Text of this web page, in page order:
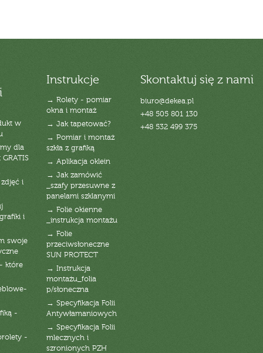
w
dla
i
i
swoje
które
-
-
Instrukcje
→ Rolety - pomiar
okna i montaż
→ Jak tapetować?
→ Pomiar i montaż
szkła z grafiką
→ Aplikacja oklein
→ Jak zamówić
_szafy przesuwne z
panelami szklanymi
→ Folie okienne
_instrukcja montażu
→ Folie
przeciwsłoneczne
SUN PROTECT
→ Instrukcja
montażu_folia
p/słoneczna
→ Specyfikacja Folii
Antywłamaniowych
→ Specyfikacja Folii
mlecznych i
szronionych PZH
Skontaktuj się z nami
biuro@dekea.pl
+48 505 801 130
+48 532 499 375